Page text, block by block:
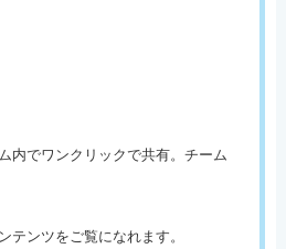
内でワンクリックで共有。チーム
テンツをご覧になれます。